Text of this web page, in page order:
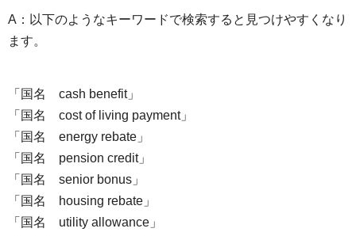
A：以下のようなキーワードで検索すると見つけやすくなり
ます。
「国名 cash benefit」
「国名 cost of living payment」
「国名 energy rebate」
「国名 pension credit」
「国名 senior bonus」
「国名 housing rebate」
「国名 utility allowance」